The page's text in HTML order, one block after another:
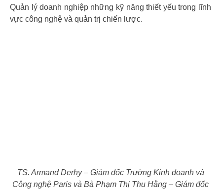
Quản lý doanh nghiệp những kỹ năng thiết yếu trong lĩnh
vực công nghệ và quản trị chiến lược.
TS. Armand Derhy – Giám đốc Trường Kinh doanh và
Công nghệ Paris và Bà Phạm Thị Thu Hằng – Giám đốc